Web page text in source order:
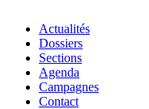
Actualités
Dossiers
Sections
Agenda
Campagnes
Contact